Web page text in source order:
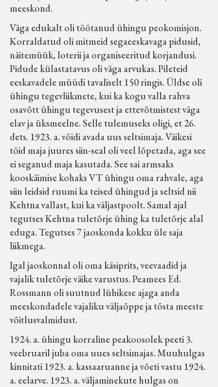
meeskond.
Väga edukalt oli töötanud ühingu peokomisjon.
Korraldatud oli mitmeid segaeeskavaga pidusid,
näitemüük, loterii ja organiseeritud korjandusi.
Pidude külastatavus oli väga arvukas. Pileteid
eeskavadele müüdi tavaliselt 150 ringis. Üldse oli
ühingu tegevliikmete, kui ka kogu valla rahva
osavõtt ühingu tegevusest ja ettevõtmistest väga
elav ja üksmeelne. Selle tulemuseks oligi, et 26.
dets. 1923. a. võidi avada uus seltsimaja. Väikesi
töid maja juures siin-seal oli veel lõpetada, aga see
ei seganud maja kasutada. See sai armsaks
kooskäimise kohaks VT ühingu oma rahvale, aga
siin leidsid ruumi ka teised ühingud ja seltsid nii
Kehtna vallast, kui ka väljastpoolt. Samal ajal
tegutses Kehtna tuletõrje ühing ka tuletõrje alal
eduga. Tegutses 7 jaoskonda kokku üle saja
liikmega.
Igal jaoskonnal oli oma käsiprits, veevaadid ja
vajalik tuletõrje väike varustus. Peamees Ed.
Rossmann oli suutnud lühikese ajaga anda
meeskondadele vajaliku väljaõppe ja tõsta meeste
võitlusvalmidust.
1924. a. ühingu korraline peakoosolek peeti 3.
veebruaril juba oma uues seltsimajas. Muuhulgas
kinnitati 1923. a. kassaaruanne ja võeti vastu 1924.
a. eelarve. 1923. a. väljaminekute hulgas on